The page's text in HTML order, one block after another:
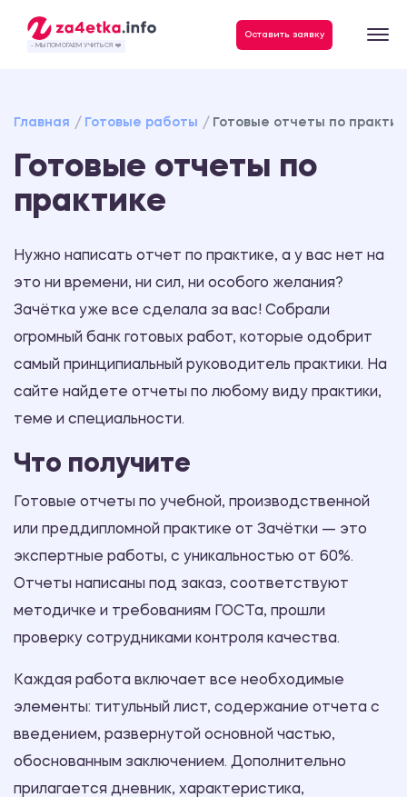
- МЫ ПОМОГАЕМ УЧИТЬСЯ ❤️
Оставить заявку
Главная Готовые работы Готовые отчеты по
Готовые отчеты по
практике
Нужно написать отчет по практике, а у вас нет на
это ни времени, ни сил, ни особого желания?
Зачётка уже все сделала за вас! Собрали
огромный банк готовых работ, которые одобрит
самый принципиальный руководитель практики. На
сайте найдете отчеты по любому виду практики,
теме и специальности.
Что получите
Готовые отчеты по учебной, производственной
или преддипломной практике от Зачётки — это
экспертные работы, с уникальностью от 60%.
Отчеты написаны под заказ, соответствуют
методичке и требованиям ГОСТа, прошли
проверку сотрудниками контроля качества.
Каждая работа включает все необходимые
элементы: титульный лист, содержание отчета с
введением, развернутой основной частью,
обоснованным заключением. Дополнительно
прилагается дневник, характеристика,